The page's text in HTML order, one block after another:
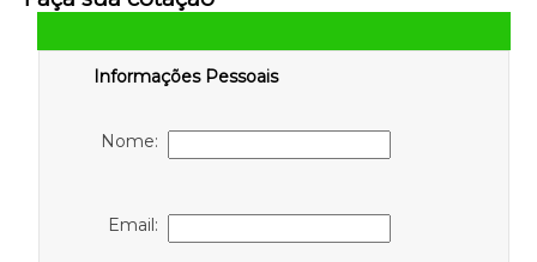
Informações Pessoais
Nome:
Email: